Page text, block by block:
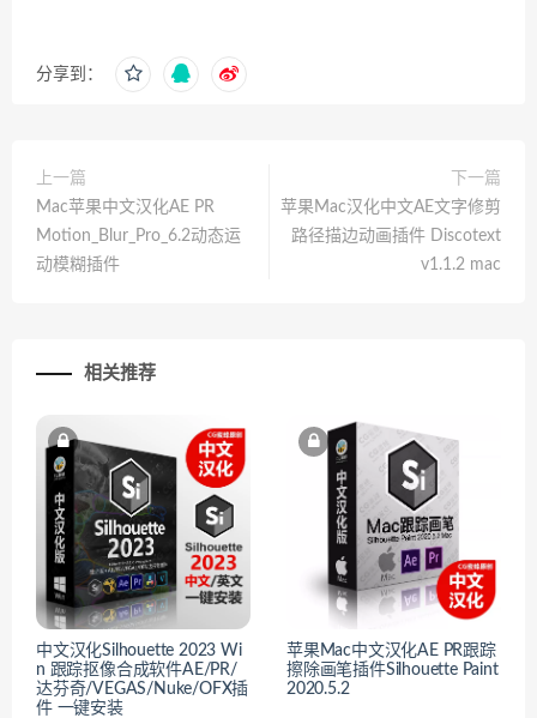
分享到：
上一篇
Mac苹果中文汉化AE PR
Motion_Blur_Pro_6.2动态运
动模糊插件
下一篇
苹果Mac汉化中文AE文字修剪
路径描边动画插件 Discotext
v1.1.2 mac
相关推荐
中文汉化Silhouette 2023 Wi
n 跟踪抠像合成软件AE/PR/
达芬奇/VEGAS/Nuke/OFX插
件 一键安装
苹果Mac中文汉化AE PR跟踪
擦除画笔插件Silhouette Paint
2020.5.2